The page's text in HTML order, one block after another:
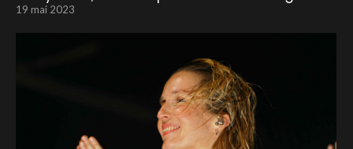
19 mai 2023